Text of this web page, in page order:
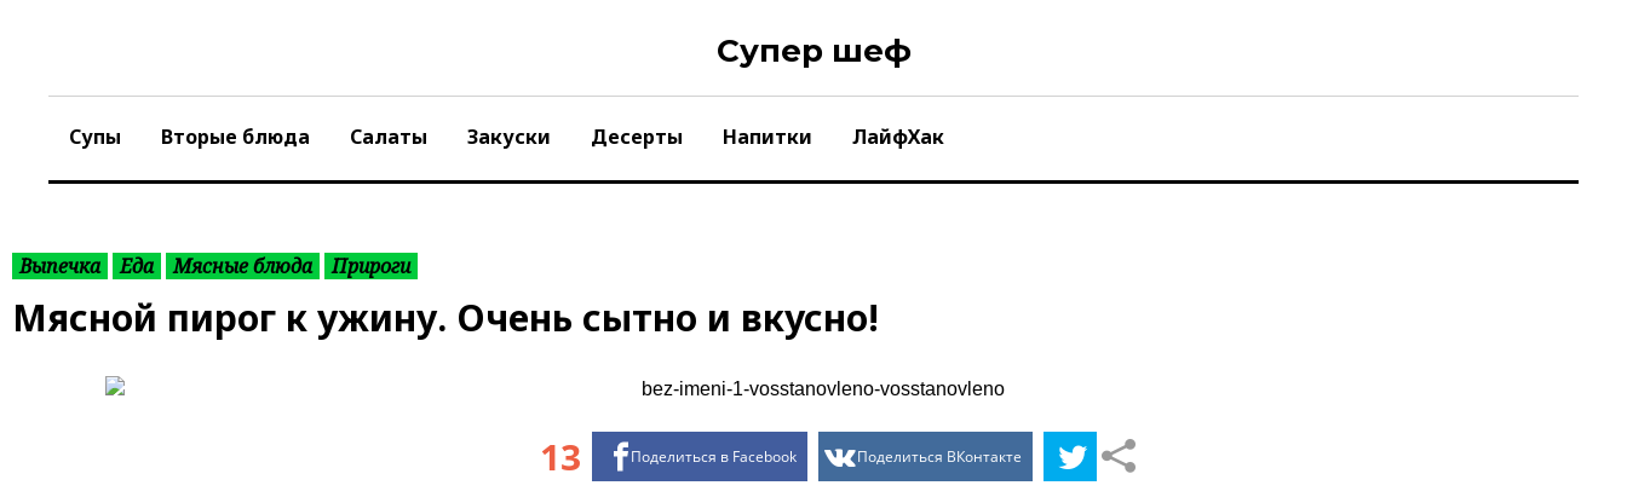
t
e
n
t
Супер шеф
Супы Вторые блюда Салаты Закуски Десерты Напитки ЛайфХак
Выпечка Еда Мясные блюда Прироги
Мясной пирог к ужину. Очень сытно и вкусно!
13 Поделиться в Facebook Поделиться ВКонтакте